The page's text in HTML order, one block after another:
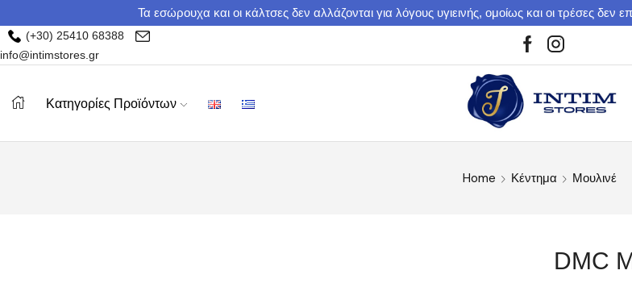
Τα εσώρουχα και οι κάλτσες δεν αλλάζονται για λόγους υγιεινής, ομοίως και οι τρέσες δεν
(+30) 25410 68388
info@intimstores.gr
Κατηγορίες Προϊόντων
Home Κέντημα Μουλινέ
DMC